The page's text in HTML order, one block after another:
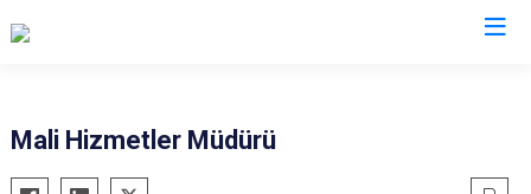
Mali Hizmetler Müdürü